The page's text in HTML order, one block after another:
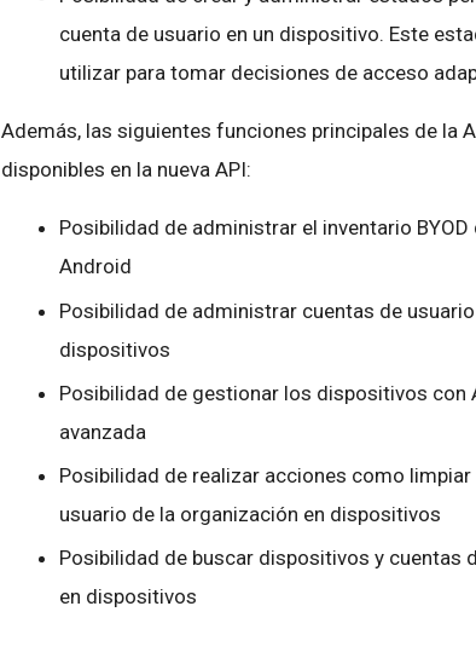
cuenta de usuario en un dispositivo. Este
utilizar para tomar decisiones de acceso
Además, las siguientes funciones principales de la
disponibles en la nueva API:
Posibilidad de administrar el inventario
Android
Posibilidad de administrar cuentas de
dispositivos
Posibilidad de gestionar los dispositivos con
avanzada
Posibilidad de realizar acciones como
usuario de la organización en dispositivos
Posibilidad de buscar dispositivos y cuentas
en dispositivos